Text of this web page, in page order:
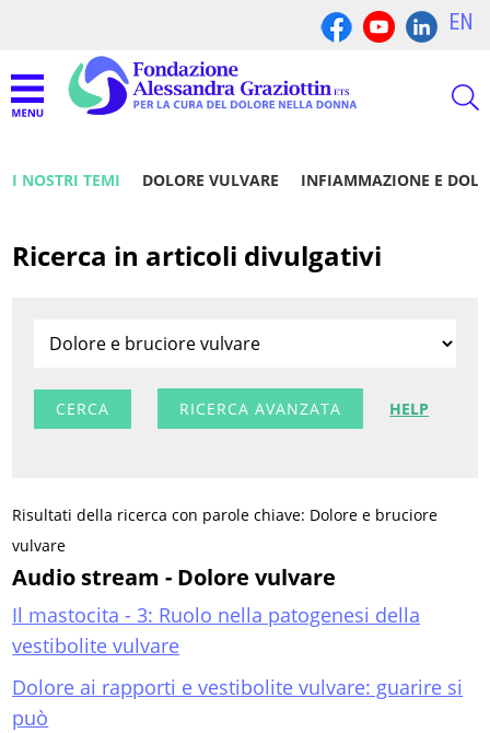
EN
I NOSTRI TEMI DOLORE VULVARE INFIAMMAZIONE E
Ricerca in articoli divulgativi
RICERCA AVANZATA HELP
Risultati della ricerca con parole chiave: Dolore e bruciore
vulvare
Audio stream - Dolore vulvare
Il mastocita - 3: Ruolo nella patogenesi della
vestibolite vulvare
Dolore ai rapporti e vestibolite vulvare: guarire si
può